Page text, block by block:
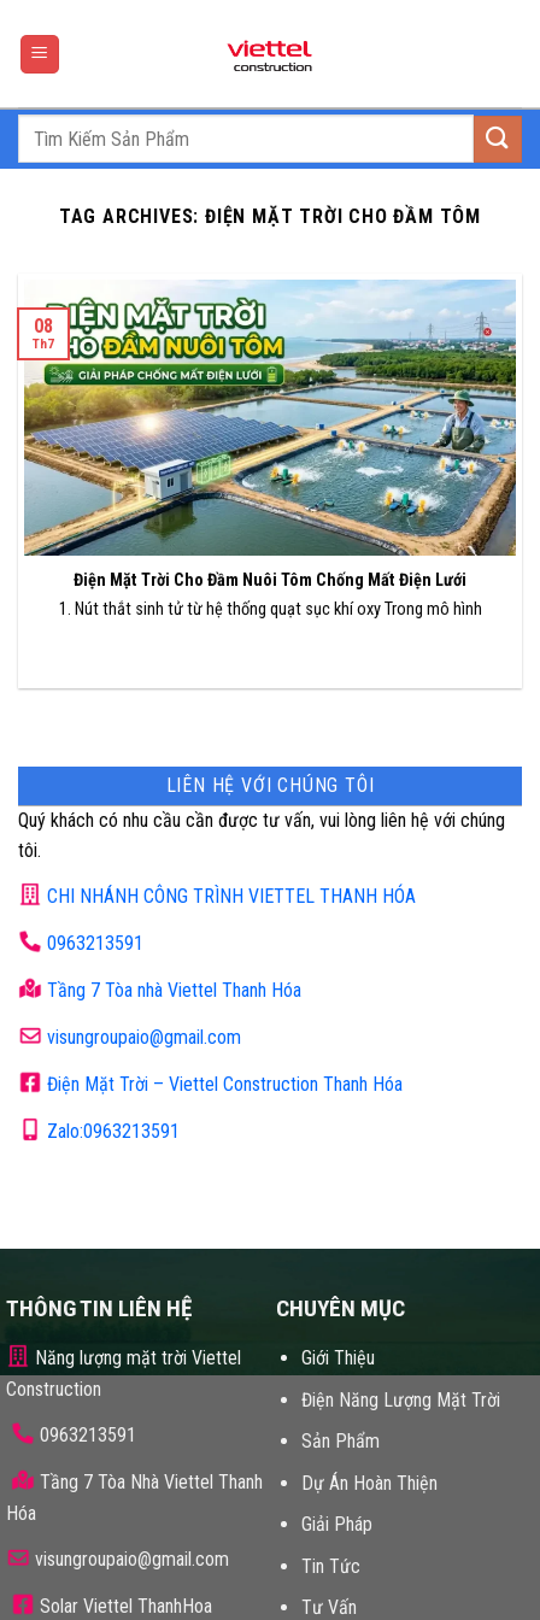
content
TAG ARCHIVES:ĐIỆN MẶT TRỜI CHO ĐẦM TÔM
Điện Mặt Trời Cho Đầm Nuôi Tôm Chống Mất Điện Lưới
1. Nút thắt sinh tử từ hệ thống quạt sục khí oxy Trong mô hình
08
Th7
LIÊN HỆ VỚI CHÚNG TÔI
Quý khách có nhu cầu cần được tư vấn, vui lòng liên hệ với chúng
tôi.
CHI NHÁNH CÔNG TRÌNH VIETTEL THANH HÓA
0963213591
Tầng 7 Tòa nhà Viettel Thanh Hóa
visungroupaio@gmail.com
Điện Mặt Trời – Viettel Construction Thanh Hóa
Zalo:0963213591
THÔNG TIN LIÊN HỆ
Năng lượng mặt trời Viettel
Construction
0963213591
Tầng 7 Tòa Nhà Viettel Thanh
Hóa
visungroupaio@gmail.com
Solar Viettel ThanhHoa
CHUYÊN MỤC
Giới Thiệu
Điện Năng Lượng Mặt Trời
Sản Phẩm
Dự Án Hoàn Thiện
Giải Pháp
Tin Tức
Tư Vấn